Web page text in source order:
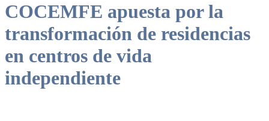
COCEMFE apuesta por la
transformación de residencias
en centros de vida
independiente